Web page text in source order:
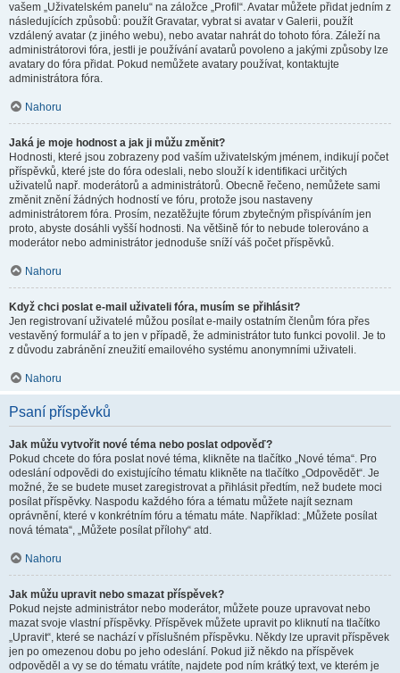
vašem „Uživatelském panelu“ na záložce „Profil“. Avatar můžete přidat jedním z
následujících způsobů: použít Gravatar, vybrat si avatar v Galerii, použít
vzdálený avatar (z jiného webu), nebo avatar nahrát do tohoto fóra. Záleží na
administrátorovi fóra, jestli je používání avatarů povoleno a jakými způsoby lze
avatary do fóra přidat. Pokud nemůžete avatary používat, kontaktujte
administrátora fóra.
Nahoru
Jaká je moje hodnost a jak ji můžu změnit?
Hodnosti, které jsou zobrazeny pod vaším uživatelským jménem, indikují počet
příspěvků, které jste do fóra odeslali, nebo slouží k identifikaci určitých
uživatelů např. moderátorů a administrátorů. Obecně řečeno, nemůžete sami
změnit znění žádných hodností ve fóru, protože jsou nastaveny
administrátorem fóra. Prosím, nezatěžujte fórum zbytečným přispíváním jen
proto, abyste dosáhli vyšší hodnosti. Na většině fór to nebude tolerováno a
moderátor nebo administrátor jednoduše sníží váš počet příspěvků.
Nahoru
Když chci poslat e-mail uživateli fóra, musím se přihlásit?
Jen registrovaní uživatelé můžou posílat e-maily ostatním členům fóra přes
vestavěný formulář a to jen v případě, že administrátor tuto funkci povolil. Je to
z důvodu zabránění zneužití emailového systému anonymními uživateli.
Nahoru
Psaní příspěvků
Jak můžu vytvořit nové téma nebo poslat odpověď?
Pokud chcete do fóra poslat nové téma, klikněte na tlačítko „Nové téma“. Pro
odeslání odpovědi do existujícího tématu klikněte na tlačítko „Odpovědět“. Je
možné, že se budete muset zaregistrovat a přihlásit předtím, než budete moci
posílat příspěvky. Naspodu každého fóra a tématu můžete najít seznam
oprávnění, které v konkrétním fóru a tématu máte. Například: „Můžete posílat
nová témata“, „Můžete posílat přílohy“ atd.
Nahoru
Jak můžu upravit nebo smazat příspěvek?
Pokud nejste administrátor nebo moderátor, můžete pouze upravovat nebo
mazat svoje vlastní příspěvky. Příspěvek můžete upravit po kliknutí na tlačítko
„Upravit“, které se nachází v příslušném příspěvku. Někdy lze upravit příspěvek
jen po omezenou dobu po jeho odeslání. Pokud již někdo na příspěvek
odpověděl a vy se do tématu vrátíte, najdete pod ním krátký text, ve kterém je